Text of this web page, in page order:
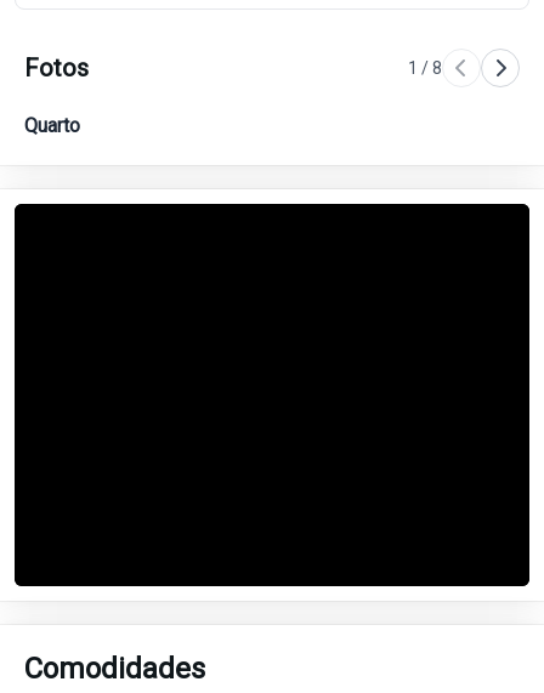
Fotos 1 /8
Quarto
Comodidades